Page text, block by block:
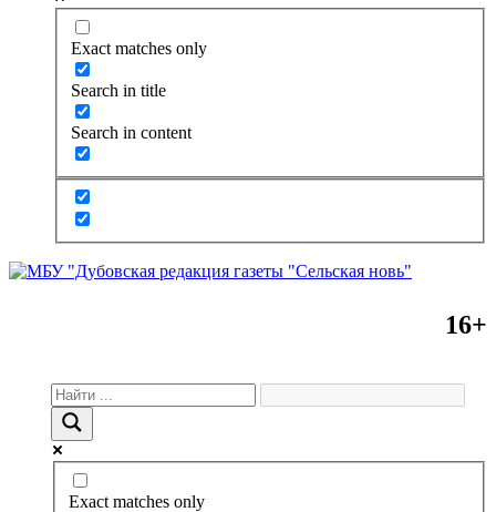
Exact matches only
Search in title
Search in content
16+
Exact matches only